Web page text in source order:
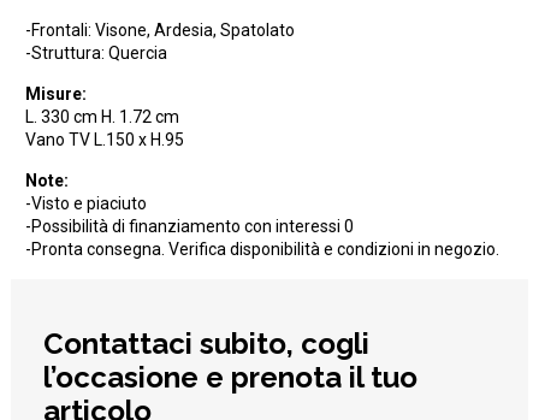
-Frontali: Visone, Ardesia, Spatolato
-Struttura: Quercia
Misure:
L. 330 cm H. 1.72 cm
Vano TV L.150 x H.95
Note:
-Visto e piaciuto
-Possibilità di finanziamento con interessi 0
-Pronta consegna. Verifica disponibilità e condizioni in negozio.
Contattaci subito, cogli
l’occasione e prenota il tuo
articolo